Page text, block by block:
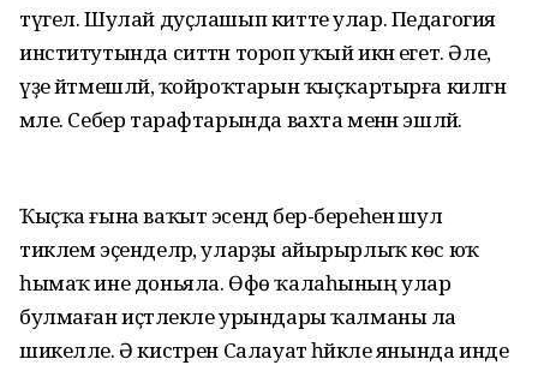
түгел. Шулай дуҫлашып китте улар. Педагогия
институтында ситтән тороп уҡый икән егет. Әле,
үҙе әйтмешләй, ҡойроҡтарын ҡыҫҡартырға килгән
мәле. Себер тарафтарында вахта менән эшләй.
Ҡыҫҡа ғына ваҡыт эсендә бер-береһенә шул
тиклем эҫенделәр, уларҙы айырырлыҡ көс юҡ
һымаҡ ине доньяла. Өфө ҡалаһының улар
булмаған иҫтәлекле урындары ҡалманы ла
шикелле. Ә кистәрен Салауат һәйкәле янында инде